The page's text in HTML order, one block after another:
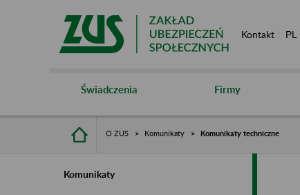
Kontakt
Świadczenia Firmy
O ZUS Komunikaty Komunikaty techniczne
Komunikaty